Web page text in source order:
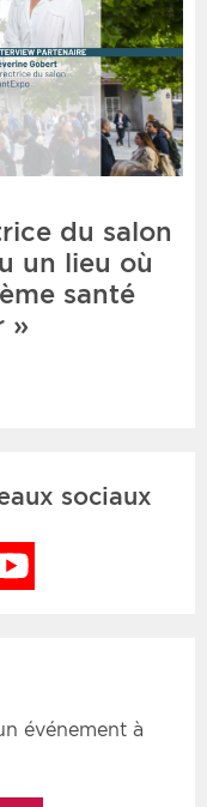
du salon
un lieu où
santé
»
sociaux
événement à